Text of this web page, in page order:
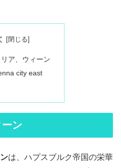
ア、ウィーン
city east
ン
は、ハプスブルク帝国の栄華